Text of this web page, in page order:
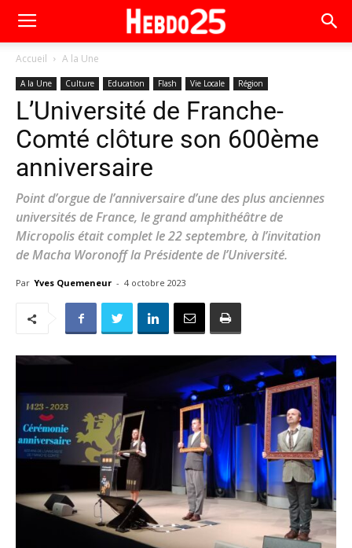
Accueil A la Une
A la Une Culture Education Flash Vie Locale Région
L’Université de Franche-
Comté clôture son 600ème
anniversaire
Point d’orgue de l’anniversaire d’une des plus anciennes
universités de France, le grand amphithéâtre de
Micropolis était complet le 22 septembre, à l’invitation
de Macha Woronoff la Présidente de l’Université.
Par Yves Quemeneur - 4 octobre 2023